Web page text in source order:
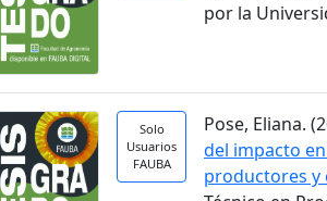
por la
Solo
Usuarios
FAUBA
Pose, Eliana.
del impacto
productores y